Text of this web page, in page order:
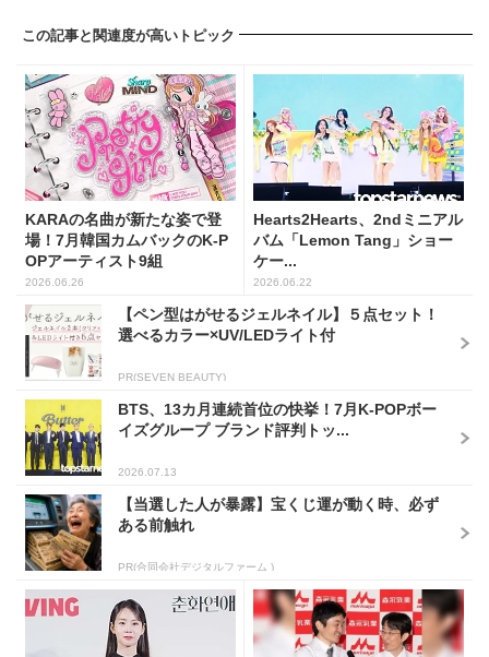
この記事と関連度が高いトピック
KARAの名曲が新たな姿で登
場！7月韓国カムバックのK-P
OPアーティスト9組
2026.06.26
Hearts2Hearts、2ndミニアル
バム「Lemon Tang」ショー
ケー...
2026.06.22
【ペン型はがせるジェルネイル】５点セット！
選べるカラー×UV/LEDライト付
PR(SEVEN BEAUTY)
BTS、13カ月連続首位の快挙！7月K-POPボー
イズグループ ブランド評判トッ...
2026.07.13
【当選した人が暴露】宝くじ運が動く時、必ず
ある前触れ
PR(合同会社デジタルファーム )